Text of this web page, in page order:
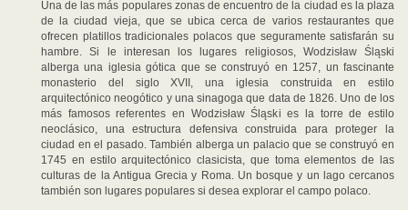
Una de las más populares zonas de encuentro de la ciudad es la plaza
de la ciudad vieja, que se ubica cerca de varios restaurantes que
ofrecen platillos tradicionales polacos que seguramente satisfarán su
hambre. Si le interesan los lugares religiosos, Wodzisław Śląski
alberga una iglesia gótica que se construyó en 1257, un fascinante
monasterio del siglo XVII, una iglesia construida en estilo
arquitectónico neogótico y una sinagoga que data de 1826. Uno de los
más famosos referentes en Wodzisław Śląski es la torre de estilo
neoclásico, una estructura defensiva construida para proteger la
ciudad en el pasado. También alberga un palacio que se construyó en
1745 en estilo arquitectónico clasicista, que toma elementos de las
culturas de la Antigua Grecia y Roma. Un bosque y un lago cercanos
también son lugares populares si desea explorar el campo polaco.